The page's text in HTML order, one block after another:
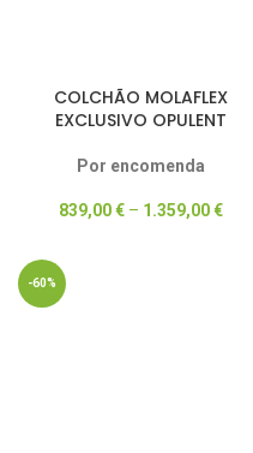
COLCHÃO MOLAFLEX
EXCLUSIVO OPULENT
Por encomenda
839,00€– 1.359,00€
-60%